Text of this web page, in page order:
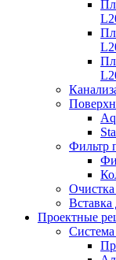
Фильтр
Вставка
Проектные
Система